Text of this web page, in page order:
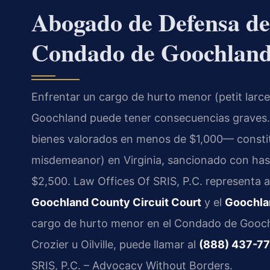
Abogado de Defensa
Condado de
Enfrentar un cargo de hurto menor (petit
Goochland puede tener consecuencias
bienes valorados en menos de $1,000—
misdemeanor) en Virginia, sancionado con
$2,500. Law Offices Of SRIS, P.C.
Goochland County Circuit Court y el
cargo de hurto menor en el Condado de
Crozier u Oilville, puede llamar al (888) 437-
SRIS, P.C. – Advocacy Without Borders.